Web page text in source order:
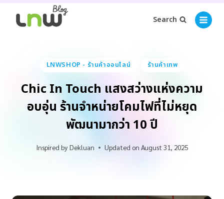
Search
LNWSHOP - ร้านค้าออนไลน์ ร้านค้าเทพ
Chic In Touch แสงสว่างแห่งความ
อบอุ่น ร้านจำหน่ายโคมไฟที่ไม่หยุด
พัฒนามากว่า 10 ปี
Inspired by Dekluan Updated on August 31, 2025